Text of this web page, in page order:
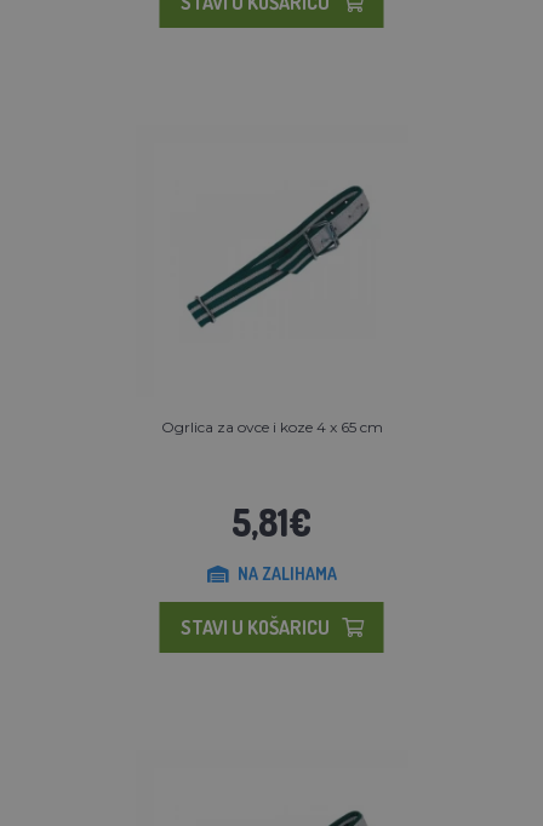
Ogrlica za ovce i koze 4 x 65 cm
5,81€
NA ZALIHAMA
STAVI U KOŠARICU